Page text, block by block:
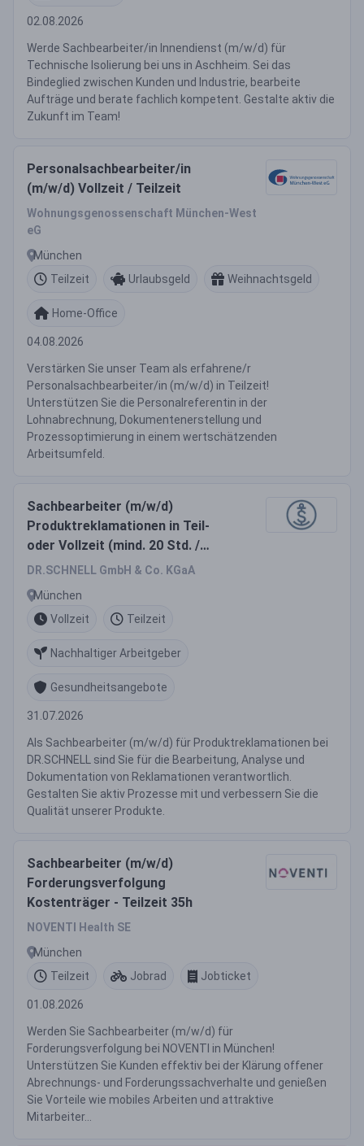
02.08.2026
Werde Sachbearbeiter/in Innendienst (m/w/d) für
Technische Isolierung bei uns in Aschheim. Sei das
Bindeglied zwischen Kunden und Industrie, bearbeite
Aufträge und berate fachlich kompetent. Gestalte aktiv die
Zukunft im Team!
Personalsachbearbeiter/in
(m/w/d) Vollzeit / Teilzeit
Wohnungsgenossenschaft München-West
eG
München
Teilzeit
Urlaubsgeld Weihnachtsgeld
Home-Office
04.08.2026
Verstärken Sie unser Team als erfahrene/r
Personalsachbearbeiter/in (m/w/d) in Teilzeit!
Unterstützen Sie die Personalreferentin in der
Lohnabrechnung, Dokumentenerstellung und
Prozessoptimierung in einem wertschätzenden
Arbeitsumfeld.
Sachbearbeiter (m/w/d)
Produktreklamationen in Teil-
oder Vollzeit (mind. 20 Std. /
Woche) zunächst befristet auf 18
DR.SCHNELL GmbH & Co. KGaA
München
Vollzeit
Teilzeit
Nachhaltiger Arbeitgeber
Gesundheitsangebote
31.07.2026
Als Sachbearbeiter (m/w/d) für Produktreklamationen bei
DR.SCHNELL sind Sie für die Bearbeitung, Analyse und
Dokumentation von Reklamationen verantwortlich.
Gestalten Sie aktiv Prozesse mit und verbessern Sie die
Qualität unserer Produkte.
Sachbearbeiter (m/w/d)
Forderungsverfolgung
Kostenträger - Teilzeit 35h
NOVENTI Health SE
München
Teilzeit
Jobrad Jobticket
01.08.2026
Werden Sie Sachbearbeiter (m/w/d) für
Forderungsverfolgung bei NOVENTI in München!
Unterstützen Sie Kunden effektiv bei der Klärung offener
Abrechnungs- und Forderungssachverhalte und genießen
Sie Vorteile wie mobiles Arbeiten und attraktive
Mitarbeiter...